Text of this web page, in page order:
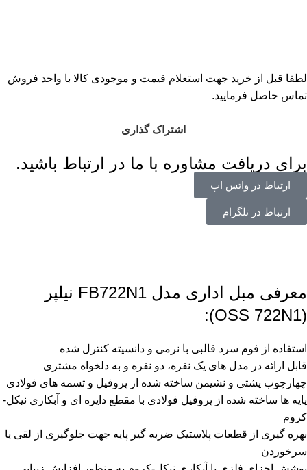
لطفا قبل از خرید جهت استعلام قیمت و موجودی کالا با واحد فروش
تماس حاصل فرمایید.
اشتراک گذاری
برای دریافت مشاوره با ما در ارتباط باشید.
ارتباط در واتس اپ
ارتباط در تلگرام
معرفی مبل اداری مدل FB722N1 نیلپر
(OSS 722N1):
استفاده از فوم سرد قالبی با نرمی و دانسیته کنترل شده
قابل ارائه در مدل های یک نفره، دو نفره و به دلخواه مشتری
چهارچوب پشتی و نشیمن ساخته شده از پروفیل و تسمه های فولادی
پایه ها ساخته شده از پروفیل فولادی با مقطع دایره ای و آبکاری نیکل-
کروم
بهره گیری از قطعات پلاستیک ضربه گیر پایه جهت جلوگیری از لقی یا
سرخوردن